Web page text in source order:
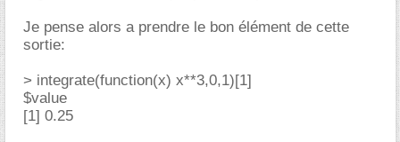
Je pense alors a prendre le bon élément de cette
sortie:
> integrate(function(x) x**3,0,1)[1]
$value
[1] 0.25